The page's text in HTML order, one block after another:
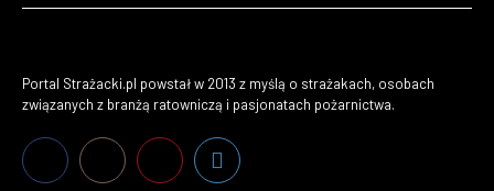
Portal Strażacki.pl powstał w 2013 z myślą o strażakach, osobach
związanych z branżą ratowniczą i pasjonatach pożarnictwa.